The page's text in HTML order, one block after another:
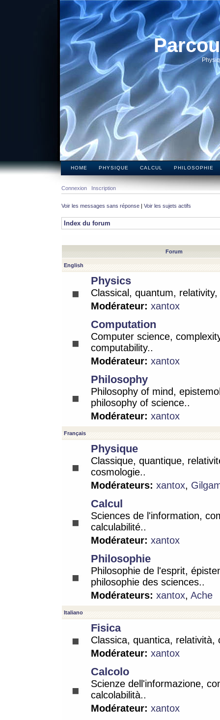
HOME PHYSIQUE CALCUL PHILOSOPHIE
Connexion Inscription
Voir les messages sans réponse | Voir les sujets actifs
Index du forum
Forum
English
Physics
Classical, quantum,
Modérateur: xantox
Computation
Computer science,
computability..
Modérateur: xantox
Philosophy
Philosophy of mind,
philosophy of science..
Modérateur: xantox
Français
Physique
Classique, quantique,
cosmologie..
Modérateurs: xantox,
Calcul
Sciences de l'information,
calculabilité..
Modérateur: xantox
Philosophie
Philosophie de l'esprit,
philosophie des sciences..
Modérateurs: xantox, Ache
Italiano
Fisica
Classica, quantica, relatività,
Modérateur: xantox
Calcolo
Scienze dell'informazione,
calcolabilità..
Modérateur: xantox